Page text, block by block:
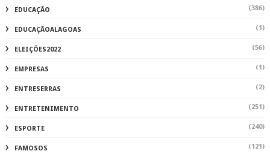
EDUCAÇÃO (386)
EDUCAÇÃOALAGOAS (1)
ELEIÇÕES2022 (56)
EMPRESAS (1)
ENTRESERRAS (2)
ENTRETENIMENTO (251)
ESPORTE (240)
FAMOSOS (121)